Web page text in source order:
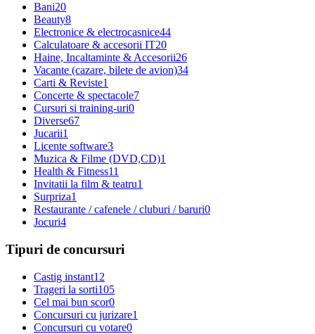
Bani20
Beauty8
Electronice & electrocasnice44
Calculatoare & accesorii IT20
Haine, Incaltaminte & Accesorii26
Vacante (cazare, bilete de avion)34
Carti & Reviste1
Concerte & spectacole7
Cursuri si training-uri0
Diverse67
Jucarii1
Licente software3
Muzica & Filme (DVD,CD)1
Health & Fitness11
Invitatii la film & teatru1
Surpriza1
Restaurante / cafenele / cluburi / baruri0
Jocuri4
Tipuri de concursuri
Castig instant12
Trageri la sorti105
Cel mai bun scor0
Concursuri cu jurizare1
Concursuri cu votare0